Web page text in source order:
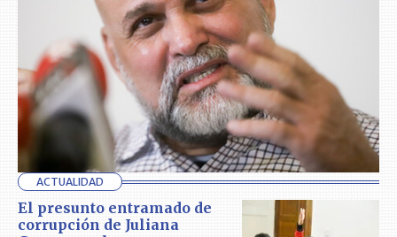
ACTUALIDAD
El presunto entramado de
corrupción de Juliana